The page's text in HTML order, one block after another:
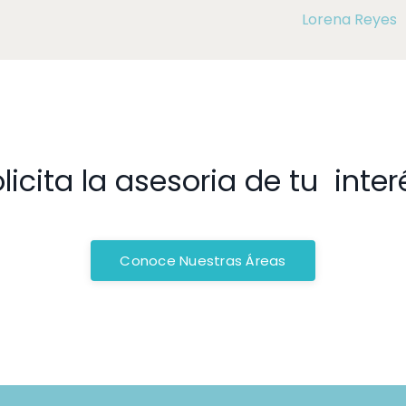
Lorena Reyes
la asesoria de tu
Conoce Nuestras Áreas